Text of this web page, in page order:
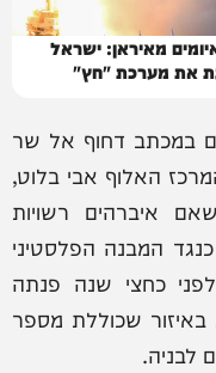
מאיראן: ישראל
את מערכת "חץ"
במכתב דחוף אל שר
האלוף אבי בלוט,
איברהים רשויות
המבנה הפלסטיני
כחצי שנה פנתה
באיזור שכוללת מספר
לבניה.